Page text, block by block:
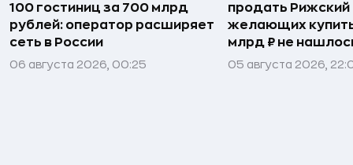
100 гостиниц за 700 млрд
рублей: оператор расширяет
сеть в России
06 августа 2026, 00:25
продать Рижский
желающих
млрд ₽ не
05 августа 2026,